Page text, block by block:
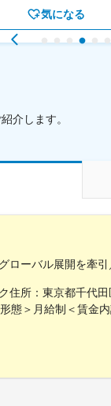
気になる
介します。
ーバル展開を牽